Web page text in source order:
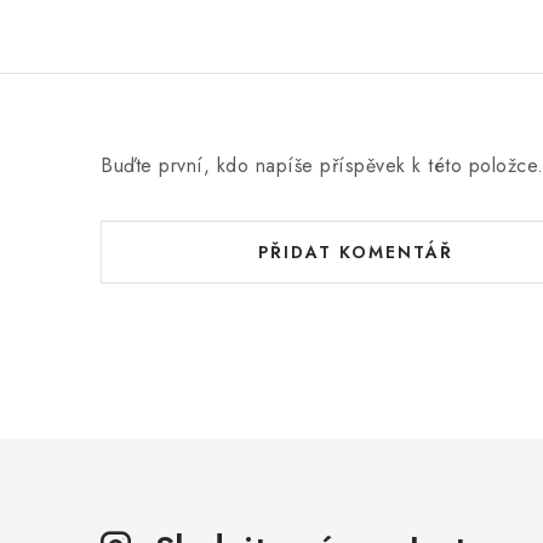
Buďte první, kdo napíše příspěvek k této položce.
PŘIDAT KOMENTÁŘ